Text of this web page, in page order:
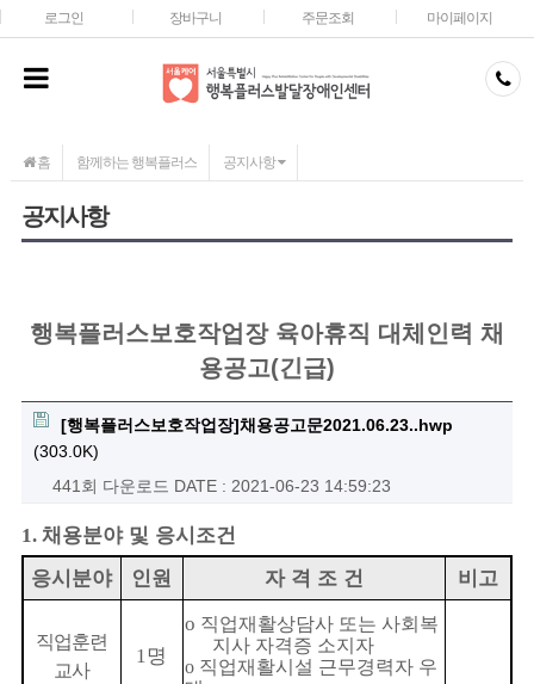
메인콘텐츠 바로가기
로그인 장바구니 주문조회 마이페이지
홈 함께하는 행복플러스 공지사항
공지사항
행복플러스보호작업장 육아휴직 대체인력 채
용공고(긴급)
[행복플러스보호작업장]채용공고문2021.06.23..hwp
(303.0K)
441회 다운로드 DATE : 2021-06-23 14:59:23
1. 채용분야 및 응시조건
응시분야
인원 자 격 조 건 비고
직업훈련
교사
1 명
o 직업재활상담사 또는 사회복
지사 자격증 소지자
o 직업재활시설 근무경력자 우